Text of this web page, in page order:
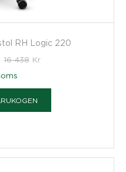
RH Logic 220
16 438 Kr